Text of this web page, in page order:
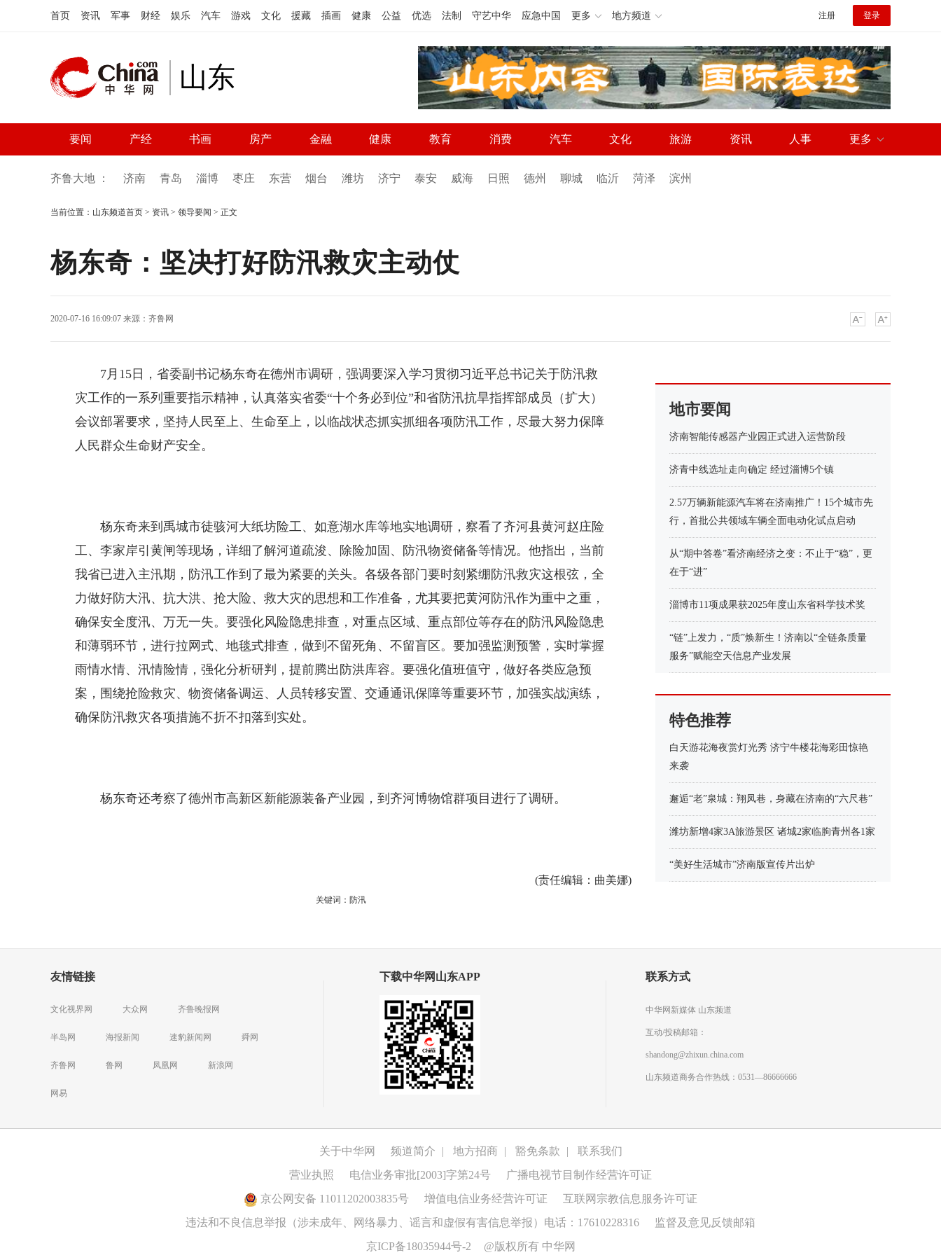
首页 资讯 军事 财经 娱乐 汽车 游戏 文化 援藏 插画 健康 公益 优选 法制 守艺中华 应急中国 更多 地方频道 注册 登录
山东
要闻 产经 书画 房产 金融 健康 教育 消费 汽车 文化 旅游 资讯 人事 更多
齐鲁大地 ： 济南 青岛 淄博 枣庄 东营 烟台 潍坊 济宁 泰安 威海 日照 德州 聊城 临沂 菏泽 滨州
当前位置： 山东频道首页 > 资讯 > 领导要闻 > 正文
杨东奇：坚决打好防汛救灾主动仗
2020-07-16 16:09:07 来源： 齐鲁网
7月15日，省委副书记杨东奇在德州市调研，强调要深入学习贯彻习近平总书记关于防汛救
灾工作的一系列重要指示精神，认真落实省委“十个务必到位”和省防汛抗旱指挥部成员（扩大）
会议部署要求，坚持人民至上、生命至上，以临战状态抓实抓细各项防汛工作，尽最大努力保障
人民群众生命财产安全。
杨东奇来到禹城市徒骇河大纸坊险工、如意湖水库等地实地调研，察看了齐河县黄河赵庄险
工、李家岸引黄闸等现场，详细了解河道疏浚、除险加固、防汛物资储备等情况。他指出，当前
我省已进入主汛期，防汛工作到了最为紧要的关头。各级各部门要时刻紧绷防汛救灾这根弦，全
力做好防大汛、抗大洪、抢大险、救大灾的思想和工作准备，尤其要把黄河防汛作为重中之重，
确保安全度汛、万无一失。要强化风险隐患排查，对重点区域、重点部位等存在的防汛风险隐患
和薄弱环节，进行拉网式、地毯式排查，做到不留死角、不留盲区。要加强监测预警，实时掌握
雨情水情、汛情险情，强化分析研判，提前腾出防洪库容。要强化值班值守，做好各类应急预
案，围绕抢险救灾、物资储备调运、人员转移安置、交通通讯保障等重要环节，加强实战演练，
确保防汛救灾各项措施不折不扣落到实处。
杨东奇还考察了德州市高新区新能源装备产业园，到齐河博物馆群项目进行了调研。
(责任编辑 ：曲美娜)
关键词：防汛
地市要闻
济南智能传感器产业园正式进入运营阶段
济青中线选址走向确定 经过淄博5个镇
2.57万辆新能源汽车将在济南推广！15个城市先
行，首批公共领域车辆全面电动化试点启动
从“期中答卷”看济南经济之变：不止于“稳”，更
在于“进”
淄博市11项成果获2025年度山东省科学技术奖
“链”上发力，“质”焕新生！济南以“全链条质量
服务”赋能空天信息产业发展
特色推荐
白天游花海夜赏灯光秀 济宁牛楼花海彩田惊艳
来袭
邂逅“老”泉城：翔凤巷，身藏在济南的“六尺巷”
潍坊新增4家3A旅游景区 诸城2家临朐青州各1家
“美好生活城市”济南版宣传片出炉
友情链接
文化视界网 大众网 齐鲁晚报网
半岛网 海报新闻 速豹新闻网 舜网
齐鲁网 鲁网 凤凰网 新浪网
网易
下载中华网山东APP 联系方式
中华网新媒体 山东频道
互动/投稿邮箱：
shandong@zhixun.china.com
山东频道商务合作热线：0531—86666666
关于中华网 频道简介 | 地方招商 | 豁免条款 |
联系我们
营业执照
电信业务审批[2003]字第24号
广播电视节目制作经营许可证
京公网安备 11011202003835号
增值电信业务经营许可证
互联网宗教信息服务许可证
违法和不良信息举报（涉未成年、网络暴力、谣言和虚假有害信息举报）电话：17610228316
监督及意见反馈邮箱
京ICP备18035944号-2
@版权所有 中华网